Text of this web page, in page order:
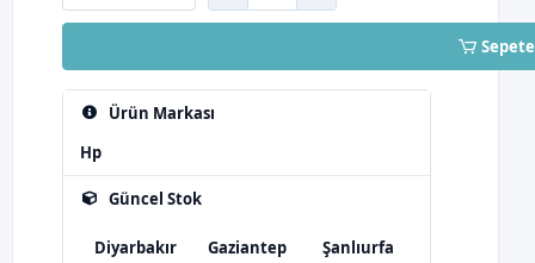
Ürün Markası
Hp
Güncel Stok
Diyarbakır Gaziantep Şanlıurfa